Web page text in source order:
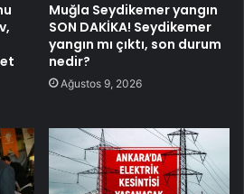
Muğla Seydikemer yangın
SON DAKİKA! Seydikemer
yangın mı çıktı, son durum
nedir?
Ağustos 9, 2026